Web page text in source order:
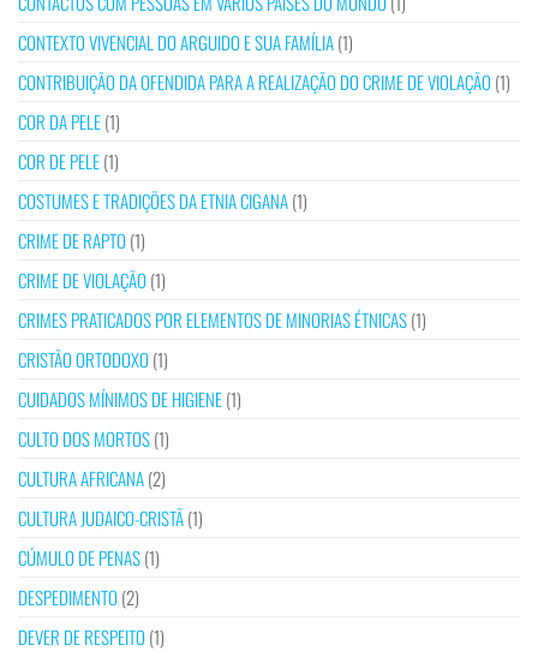
CONTEXTO VIVENCIAL DO ARGUIDO E SUA FAMÍLIA(1)
CONTRIBUIÇÃO DA OFENDIDA PARA A REALIZAÇÃO DO CRIME DE VIOLAÇÃO (1)
COR DA PELE(1)
COR DE PELE(1)
COSTUMES E TRADIÇÕES DA ETNIA CIGANA(1)
CRIME DE RAPTO (1)
CRIME DE VIOLAÇÃO (1)
CRIMES PRATICADOS POR ELEMENTOS DE MINORIAS ÉTNICAS(1)
CRISTÃO ORTODOXO (1)
CUIDADOS MÍNIMOS DE HIGIENE(1)
CULTO DOS MORTOS(1)
CULTURA AFRICANA(2)
CULTURA JUDAICO-CRISTÃ(1)
CÚMULO DE PENAS(1)
DESPEDIMENTO (2)
DEVER DE RESPEITO (1)